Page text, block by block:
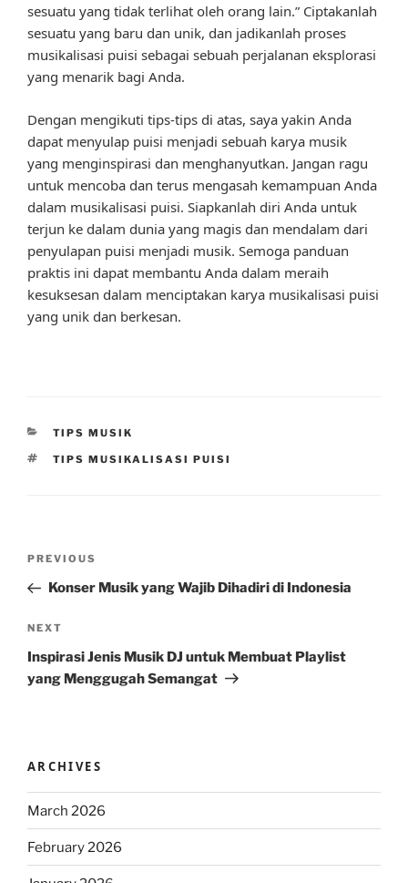
sesuatu yang tidak terlihat oleh orang lain.” Ciptakanlah
sesuatu yang baru dan unik, dan jadikanlah proses
musikalisasi puisi sebagai sebuah perjalanan eksplorasi
yang menarik bagi Anda.
Dengan mengikuti tips-tips di atas, saya yakin Anda
dapat menyulap puisi menjadi sebuah karya musik
yang menginspirasi dan menghanyutkan. Jangan ragu
untuk mencoba dan terus mengasah kemampuan Anda
dalam musikalisasi puisi. Siapkanlah diri Anda untuk
terjun ke dalam dunia yang magis dan mendalam dari
penyulapan puisi menjadi musik. Semoga panduan
praktis ini dapat membantu Anda dalam meraih
kesuksesan dalam menciptakan karya musikalisasi puisi
yang unik dan berkesan.
CATEGORIES
TIPS MUSIK
TAGS
TIPS MUSIKALISASI PUISI
Previous
Post
PREVIOUS
Konser Musik yang Wajib Dihadiri di Indonesia
Next
Post
NEXT
Inspirasi Jenis Musik DJ untuk Membuat Playlist
yang Menggugah Semangat
ARCHIVES
March 2026
February 2026